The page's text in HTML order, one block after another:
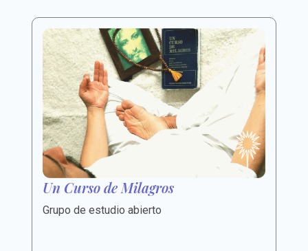
Un Curso de Milagros
Grupo de estudio abierto